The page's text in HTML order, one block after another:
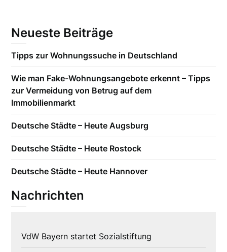
Neueste Beiträge
Tipps zur Wohnungssuche in Deutschland
Wie man Fake-Wohnungsangebote erkennt – Tipps
zur Vermeidung von Betrug auf dem
Immobilienmarkt
Deutsche Städte – Heute Augsburg
Deutsche Städte – Heute Rostock
Deutsche Städte – Heute Hannover
Nachrichten
VdW Bayern startet Sozialstiftung